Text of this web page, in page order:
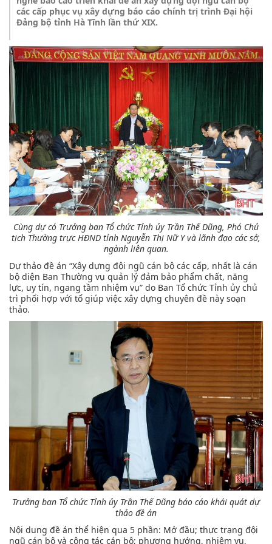
các cấp phục vụ xây dựng báo cáo chính trị trình Đại hội
Đảng bộ tỉnh Hà Tĩnh lần thứ XIX.
Cùng dự có Trưởng ban Tổ chức Tỉnh ủy Trần Thế Dũng, Phó Chủ
tịch Thường trực HĐND tỉnh Nguyễn Thị Nữ Y và lãnh đạo các sở,
ngành liên quan.
Dự thảo đề án “Xây dựng đội ngũ cán bộ các cấp, nhất là cán
bộ diện Ban Thường vụ quản lý đảm bảo phẩm chất, năng
lực, uy tín, ngang tầm nhiệm vụ” do Ban Tổ chức Tỉnh ủy chủ
trì phối hợp với tổ giúp việc xây dựng chuyên đề này soạn
thảo.
Trưởng ban Tổ chức Tỉnh ủy Trần Thế Dũng báo cáo khái quát dự
thảo đề án
Nội dung đề án thể hiện qua 5 phần: Mở đầu; thực trạng đội
ngũ cán bộ và công tác cán bộ; phương hướng, nhiệm vụ,